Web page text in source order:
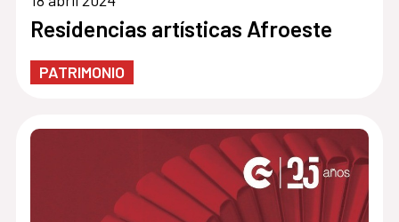
Residencias artísticas Afroeste
PATRIMONIO